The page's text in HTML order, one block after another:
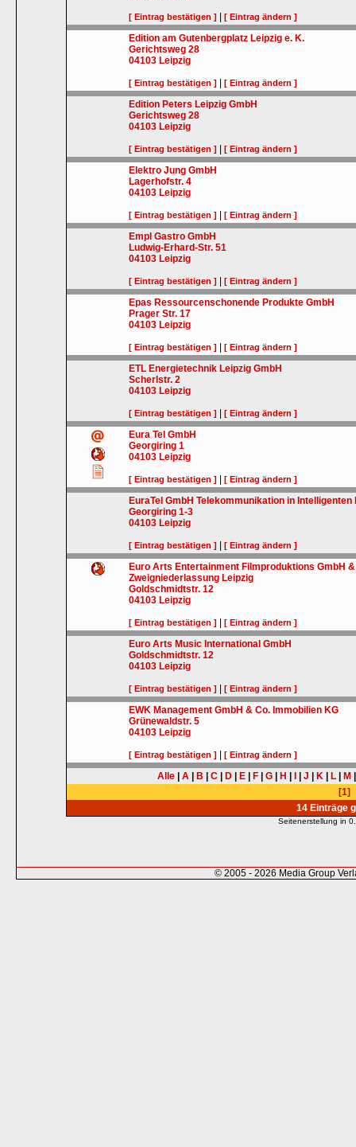
[ Eintrag bestätigen ] |[ Eintrag ändern ]
Edition am Gutenbergplatz Leipzig e. K.
Gerichtsweg 28
04103 Leipzig
[ Eintrag bestätigen ] |[ Eintrag ändern ]
Edition Peters Leipzig GmbH
Gerichtsweg 28
04103 Leipzig
[ Eintrag bestätigen ] |[ Eintrag ändern ]
Elektro Jung GmbH
Lagerhofstr. 4
04103 Leipzig
[ Eintrag bestätigen ] |[ Eintrag ändern ]
Empl Gastro GmbH
Ludwig-Erhard-Str. 51
04103 Leipzig
[ Eintrag bestätigen ] |[ Eintrag ändern ]
Epas Ressourcenschonende Produkte GmbH
Prager Str. 17
04103 Leipzig
[ Eintrag bestätigen ] |[ Eintrag ändern ]
ETL Energietechnik Leipzig GmbH
Scherlstr. 2
04103 Leipzig
[ Eintrag bestätigen ] |[ Eintrag ändern ]
Eura Tel GmbH
Georgiring 1
04103 Leipzig
[ Eintrag bestätigen ] |[ Eintrag ändern ]
EuraTel GmbH Telekommunikation in Intelligenten
Georgiring 1-3
04103 Leipzig
[ Eintrag bestätigen ] |[ Eintrag ändern ]
Euro Arts Entertainment Filmproduktions GmbH &
Zweigniederlassung Leipzig
Goldschmidtstr. 12
04103 Leipzig
[ Eintrag bestätigen ] |[ Eintrag ändern ]
Euro Arts Music International GmbH
Goldschmidtstr. 12
04103 Leipzig
[ Eintrag bestätigen ] |[ Eintrag ändern ]
EWK Management GmbH & Co. Immobilien KG
Grünewaldstr. 5
04103 Leipzig
[ Eintrag bestätigen ] |[ Eintrag ändern ]
Alle A B C D E F G H J K L M
[1]
14 Einträge
Seitenerstellung in
© 2005 - 2026 Media Group